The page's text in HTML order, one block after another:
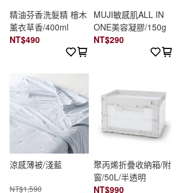
精油芬香洗髮精 檜木
薰衣草香/400ml
NT$490
MUJI敏感肌ALL IN
ONE美容凝膠/150g
NT$290
涼感薄被/淺藍
NT$1,590
聚丙烯折疊收納箱/附
窗/50L/半透明
NT$990